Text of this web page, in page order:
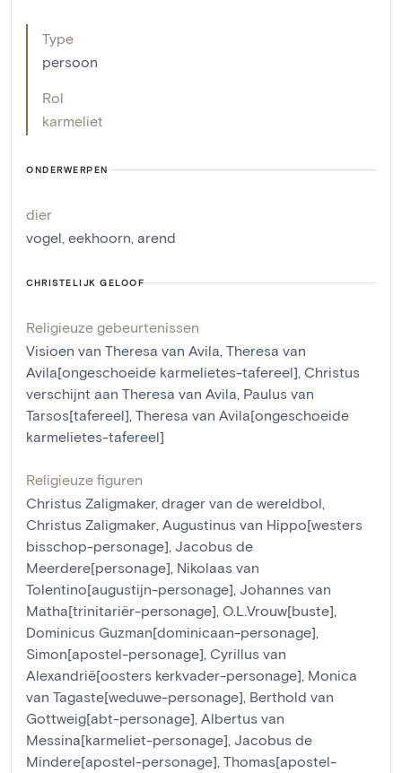
Type
persoon
Rol
karmeliet
ONDERWERPEN
dier
vogel, eekhoorn, arend
CHRISTELIJK GELOOF
Religieuze gebeurtenissen
Visioen van Theresa van Avila, Theresa van
Avila[ongeschoeide karmelietes-tafereel], Christus
verschijnt aan Theresa van Avila, Paulus van
Tarsos[tafereel], Theresa van Avila[ongeschoeide
karmelietes-tafereel]
Religieuze figuren
Christus Zaligmaker, drager van de wereldbol,
Christus Zaligmaker, Augustinus van Hippo[westers
bisschop-personage], Jacobus de
Meerdere[personage], Nikolaas van
Tolentino[augustijn-personage], Johannes van
Matha[trinitariër-personage], O.L.Vrouw[buste],
Dominicus Guzman[dominicaan-personage],
Simon[apostel-personage], Cyrillus van
Alexandrië[oosters kerkvader-personage], Monica
van Tagaste[weduwe-personage], Berthold van
Gottweig[abt-personage], Albertus van
Messina[karmeliet-personage], Jacobus de
Mindere[apostel-personage], Thomas[apostel-